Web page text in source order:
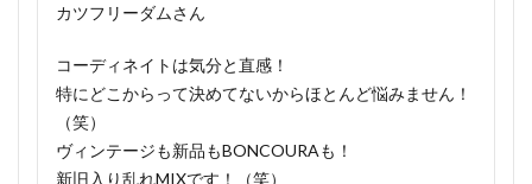
カツフリーダムさん
コーディネイトは気分と直感！
特にどこからって決めてないからほとんど悩みません！
（笑）
ヴィンテージも新品もBONCOURAも！
新旧入り乱れMIXです！（笑）